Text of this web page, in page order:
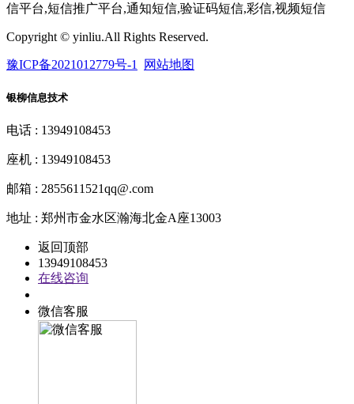
信平台,短信推广平台,通知短信,验证码短信,彩信,视频短信
Copyright © yinliu.All Rights Reserved.
豫ICP备2021012779号-1 网站地图
银柳信息技术
电话 : 13949108453
座机 : 13949108453
邮箱 : 2855611521qq@.com
地址 : 郑州市金水区瀚海北金A座13003
返回顶部
13949108453
在线咨询
微信客服